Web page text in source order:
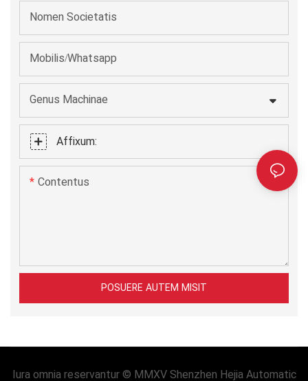
Nomen Societatis
Mobilis/Whatsapp
Genus Machinae
Affixum:
Contentus
POSUERE AUTEM MISIT
Iura omnia reservantur © MMXV Shenzhen Hejia Automatic